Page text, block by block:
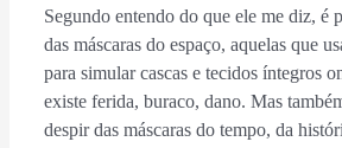
Segundo entendo do que ele me diz, é
das máscaras do espaço, aquelas que
para simular cascas e tecidos íntegros
existe ferida, buraco, dano. Mas
despir das máscaras do tempo, da